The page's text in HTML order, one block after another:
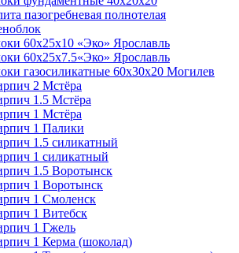
пазогребневая полнотелая
60х25х10 «Эко» Ярославль
60х25х7.5«Эко» Ярославль
газосиликатные 60х30х20 Могилев
2 Мстёра
1.5 Мстёра
1 Мстёра
1 Палики
1.5 силикатный
1 силикатный
1.5 Воротынск
1 Воротынск
1 Смоленск
1 Витебск
1 Гжель
1 Керма (шоколад)